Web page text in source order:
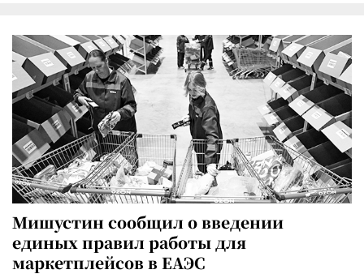
Мишустин сообщил о введении
единых правил работы для
маркетплейсов в ЕАЭС